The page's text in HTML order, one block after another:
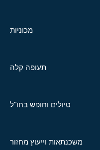
מכוניות
תעופה קלה
טיולים וחופש בחו"ל
משכנתאות וייעוץ מחזור